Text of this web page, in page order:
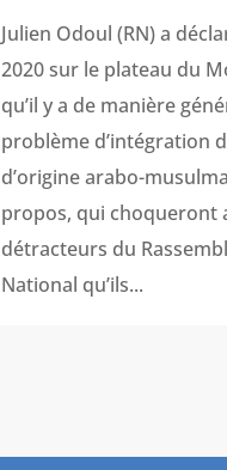
Julien Odoul (RN) a
2020 sur le plateau du
qu’il y a de manière
problème d’intégration
d’origine arabo-
propos, qui choqueront
détracteurs du
National qu’ils...